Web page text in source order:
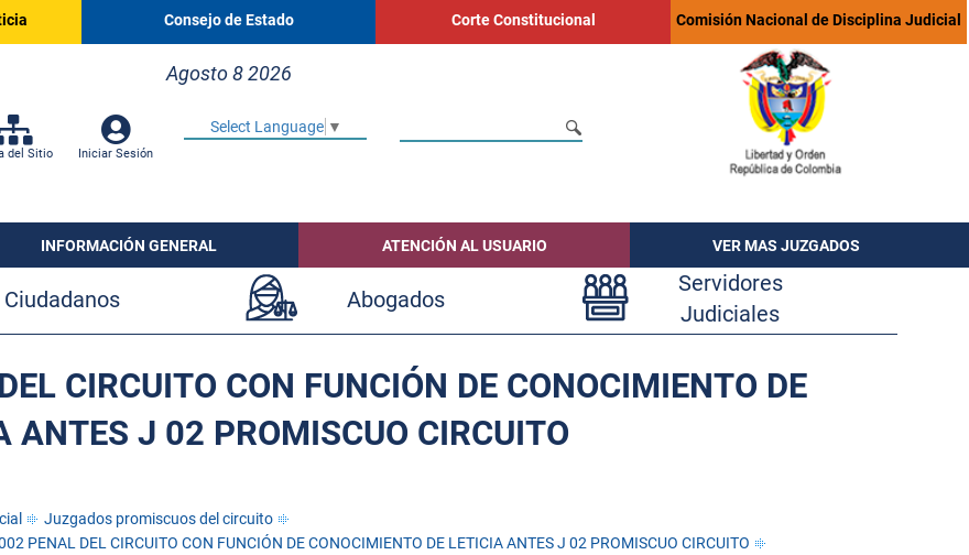
Consejo de Estado Corte Constitucional Comisión Nacional de Disciplina Judicial
Agosto 8 2026
del Sitio Iniciar Sesión
Select Language ▼
INFORMACIÓN GENERAL ATENCIÓN AL USUARIO VER MAS JUZGADOS
Ciudadanos Abogados
Servidores
Judiciales
CIRCUITO CON FUNCIÓN DE CONOCIMIENTO DE
ANTES J 02 PROMISCUO CIRCUITO
Juzgados promiscuos del circuito
PENAL DEL CIRCUITO CON FUNCIÓN DE CONOCIMIENTO DE LETICIA ANTES J 02 PROMISCUO CIRCUITO